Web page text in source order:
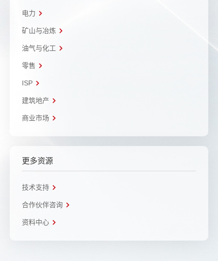
电力
矿山与冶炼
油气与化工
零售
ISP
建筑地产
商业市场
更多资源
技术支持
合作伙伴咨询
资料中心